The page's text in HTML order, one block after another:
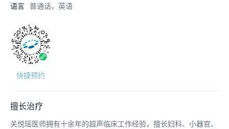
语言 普通话，英语
快捷预约
擅长治疗
关悦瑶医师拥有十余年的超声临床工作经验，擅长妇科、小器官、